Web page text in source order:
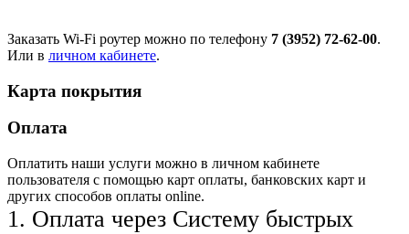
Заказать Wi-Fi роутер можно по телефону 7 (3952) 72-62-00.
Или в личном кабинете.
Карта покрытия
Оплата
Оплатить наши услуги можно в личном кабинете
пользователя с помощью карт оплаты, банковских карт и
других способов оплаты online.
1. Оплата через Систему быстрых